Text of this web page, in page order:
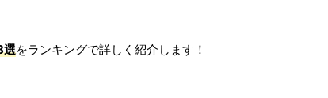
選をランキングで詳しく紹介します！